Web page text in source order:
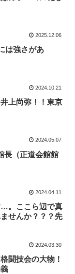
2025.12.06
は強さがあ
2024.10.21
上尚弥！！東京
2024.05.07
長（正道会館館
2024.04.11
。ここら辺で真
せんか？？？先
2024.03.30
闘技会の大物！